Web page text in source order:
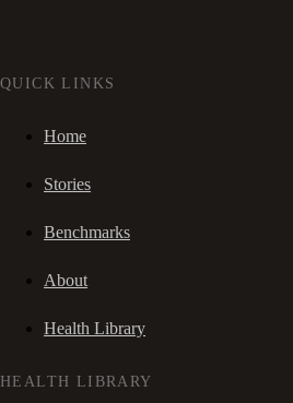
QUICK LINKS
Home
Stories
Benchmarks
About
Health Library
HEALTH LIBRARY